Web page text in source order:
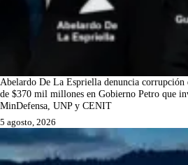
Abelardo De La Espriella denuncia corrupción
de $370 mil millones en Gobierno Petro que
MinDefensa, UNP y CENIT
5 agosto, 2026